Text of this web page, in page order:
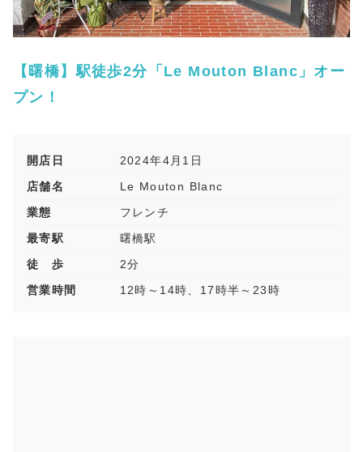
【曙橋】駅徒歩2分「Le Mouton Blanc」オー
プン！
開店日
2024年4月1日
店舗名
Le Mouton Blanc
業態
フレンチ
最寄駅
曙橋駅
徒 歩
2分
営業時間
12時～14時、17時半～23時